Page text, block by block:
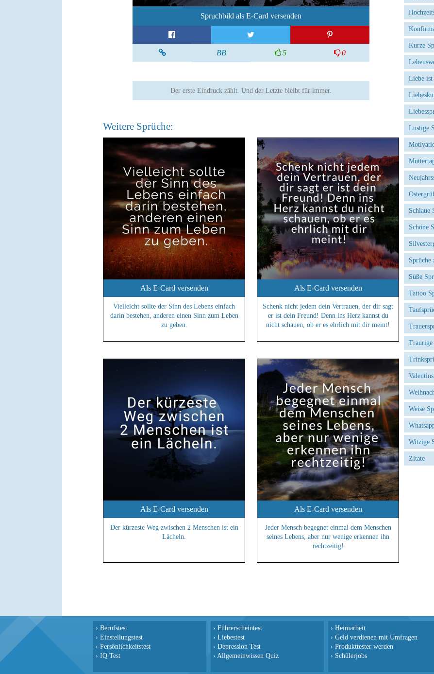
Spruchbild als E-Card versenden
BB 5 0
Der erste Eindruck zählt. Und der Letzte bleibt für immer.
Weitere Sprüche:
Als E-Card versenden
Vielleicht sollte der Sinn des Lebens einfach
darin bestehen, anderen einen Sinn zum Leben
zu geben.
Als E-Card versenden
Schenk nicht jedem dein Vertrauen, der dir sagt
er ist dein Freund! Denn ins Herz kannst du
nicht schauen, ob er es ehrlich mit dir meint!
Als E-Card versenden
Der kürzeste Weg zwischen 2 Menschen ist ein
Lächeln.
Als E-Card versenden
Jeder Mensch begegnet einmal dem Menschen
seines Lebens, aber nur wenige erkennen ihn
rechtzeitig!
Kurze
Liebe ist
Lustige
Schlaue
Schöne
Sprüche
Süße
Tattoo
Traurige
Weise
Witzige
Zitate
› Berufstest
› Einstellungstest
› Persönlichkeitstest
› IQ Test
› Führerscheintest
› Liebestest
› Depression Test
› Allgemeinwissen Quiz
› Heimarbeit
› Geld verdienen mit Umfragen
› Produkttester werden
› Schülerjobs